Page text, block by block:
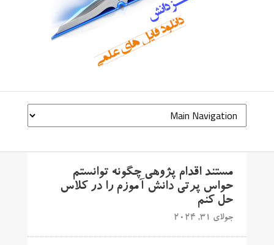
مستند اقدام پژوهی چگونه توانستم
حواس پرتی دانش آموزم را در کلاس
حل کنم
جولای 31, 2024